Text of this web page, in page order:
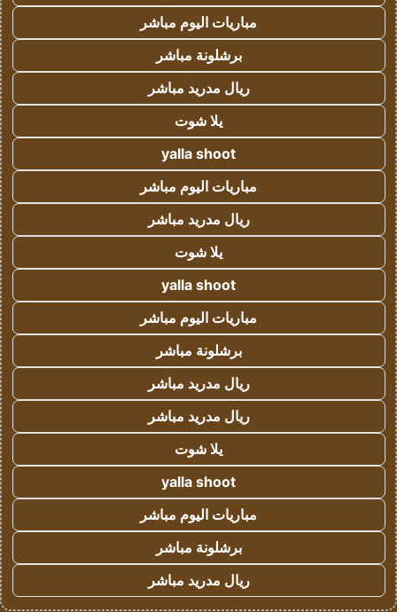
مباريات اليوم مباشر
برشلونة مباشر
ريال مدريد مباشر
يلا شوت
yalla shoot
مباريات اليوم مباشر
ريال مدريد مباشر
يلا شوت
yalla shoot
مباريات اليوم مباشر
برشلونة مباشر
ريال مدريد مباشر
ريال مدريد مباشر
يلا شوت
yalla shoot
مباريات اليوم مباشر
برشلونة مباشر
ريال مدريد مباشر